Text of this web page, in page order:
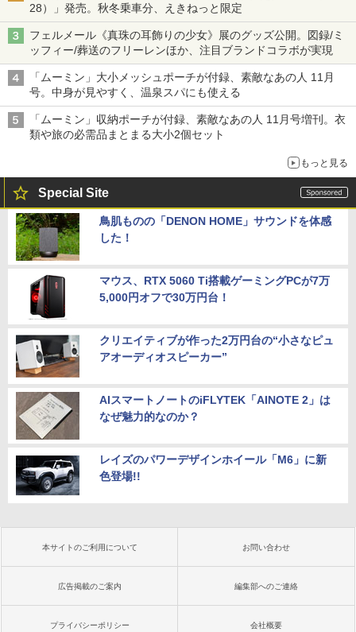
28）」発売。秋冬乗車分、えきねっと限定
フェルメール《真珠の耳飾りの少女》展のグッズ公開。図録/ミ
ッフィー/葬送のフリーレンほか、注目ブランドコラボが実現
「ムーミン」大小メッシュポーチが付録、素敵なあの人 11月
号。中身が見やすく、温泉スパにも使える
「ムーミン」収納ポーチが付録、素敵なあの人 11月号増刊。衣
類や旅の必需品まとまる大小2個セット
もっと見る
Special Site
鳥肌ものの「DENON HOME」サウンドを体感
した！
マウス、RTX 5060 Ti搭載ゲーミングPCが7万
5,000円オフで30万円台！
クリエイティブが作った2万円台の“小さなピュ
アオーディオスピーカー”
AIスマートノートのiFLYTEK「AINOTE 2」は
なぜ魅力的なのか？
レイズのパワーデザインホイール「M6」に新
色登場!!
本サイトのご利用について お問い合わせ
広告掲載のご案内 編集部へのご連絡
プライバシーポリシー 会社概要